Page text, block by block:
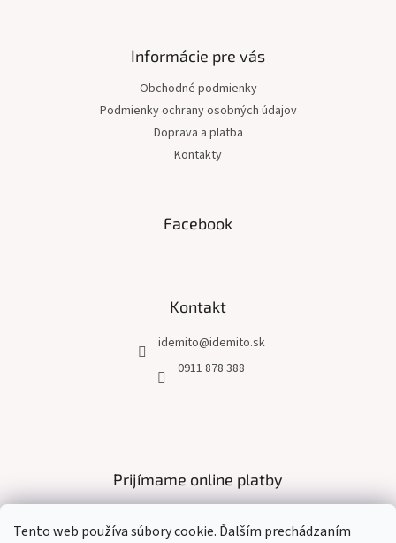
Tento web používa súbory cookie. Ďalším prechádzaním
Informácie pre vás
Obchodné podmienky
Podmienky ochrany osobných údajov
Doprava a platba
Kontakty
Facebook
Kontakt
idemito@idemito.sk
0911 878 388
Prijímame online platby